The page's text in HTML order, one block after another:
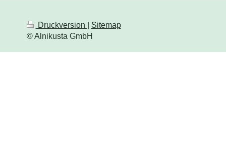
Druckversion
Sitemap
© Alnikusta GmbH